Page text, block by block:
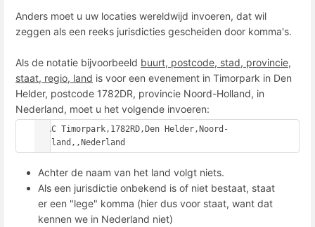
Anders moet u uw locaties wereldwijd invoeren, dat wil
zeggen als een reeks jurisdicties gescheiden door komma's.
Als de notatie bijvoorbeeld buurt, postcode, stad, provincie,
staat, regio, land is voor een evenement in Timorpark in Den
Helder, postcode 1782DR, provincie Noord-Holland, in
Nederland, moet u het volgende invoeren:
PLAC Timorpark,1782RD,Den Helder,Noord-
Holland,,Nederland
Achter de naam van het land volgt niets.
Als een jurisdictie onbekend is of niet bestaat, staat
er een "lege" komma (hier dus voor staat, want dat
kennen we in Nederland niet)